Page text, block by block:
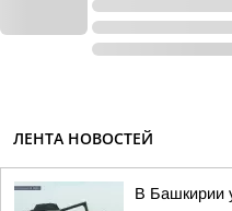
ЛЕНТА НОВОСТЕЙ
В Башкирии